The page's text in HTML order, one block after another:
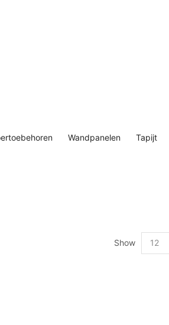
Wandpanelen Tapijt
Show